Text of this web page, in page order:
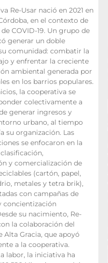
Re-Usar nació en 2021 en
en el contexto de
COVID-19. Un grupo de
generar un doble
comunidad: combatir la
y enfrentar la creciente
ambiental generada por
en los barrios populares.
la cooperativa se
colectivamente a
generar ingresos y
urbano, al tiempo
su organización. Las
se enfocaron en la
y comercialización de
(cartón, papel,
metales y tetra brik),
con campañas de
concientización
su nacimiento, Re-
la colaboración del
Alta Gracia, que apoyó
a la cooperativa.
labor, la iniciativa ha